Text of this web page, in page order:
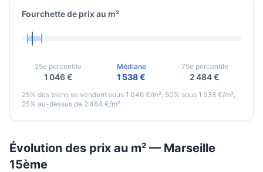
Fourchette de prix au m²
25e percentile
1 046 €
Médiane
1 538 €
75e percentile
2 484 €
25% des biens se vendent sous 1 046 €/m², 50% sous 1 538 €/m²,
25% au-dessus de 2 484 €/m².
Évolution des prix au m² — Marseille
15ème